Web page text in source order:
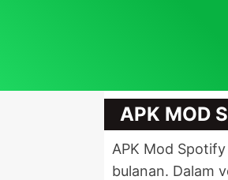
APK MOD
APK Mod
bulanan. Dalam